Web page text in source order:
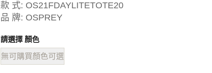
款 式: OS21FDAYLITETOTE20
品 牌: OSPREY
請選擇 顏色
無可購買顏色可選